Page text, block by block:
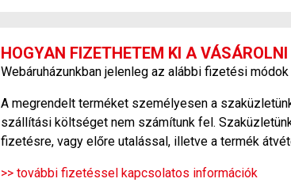
HOGYAN FIZETHETEM KI A
Webáruházunkban jelenleg az alábbi fizetési
A megrendelt terméket személyesen a
szállítási költséget nem számítunk fel.
fizetésre, vagy előre utalással, illetve a termék
>> további fizetéssel kapcsolatos információk